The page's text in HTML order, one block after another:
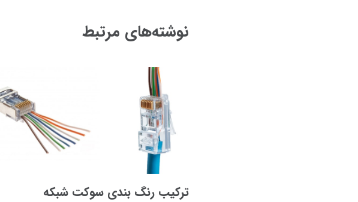
نوشته‌های مرتبط
ترکیب رنگ بندی سوکت شبکه